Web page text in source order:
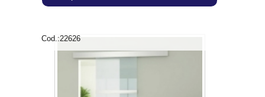
Cod.:22626